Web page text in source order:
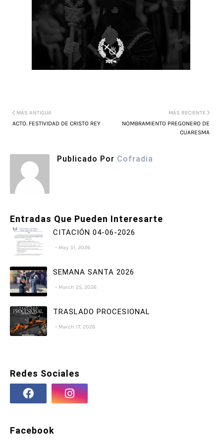
MÁS RECIENTE
NOMBRAMIENTO PREGONERO DE
CUARESMA
MÁS ANTIGUA
ACTO. FESTIVIDAD DE CRISTO REY
Publicado Por Cofradia
Entradas Que Pueden Interesarte
CITACIÓN 04-06-2026
May 31, 2026
SEMANA SANTA 2026
March 25, 2026
TRASLADO PROCESIONAL
March 17, 2026
Redes Sociales
Facebook